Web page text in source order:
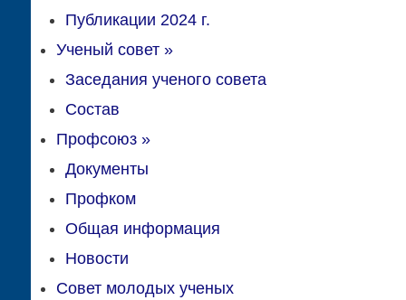
Публикации 2024 г.
Ученый совет»
Заседания ученого совета
Состав
Профсоюз»
Документы
Профком
Общая информация
Новости
Совет молодых ученых